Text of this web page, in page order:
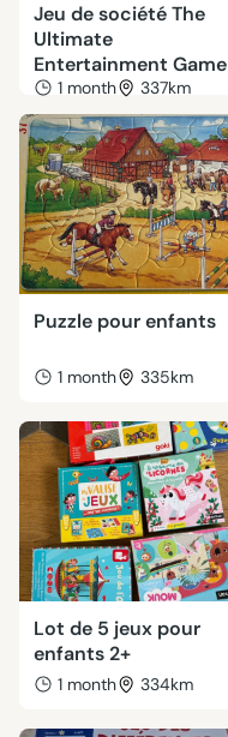
Jeu de société The
Ultimate
Entertainment Game
1 month 337km
Puzzle pour enfants
1 month 335km
Lot de 5 jeux pour
enfants 2+
1 month 334km